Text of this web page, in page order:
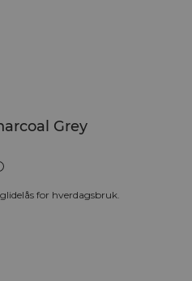
Grey
for hverdagsbruk.